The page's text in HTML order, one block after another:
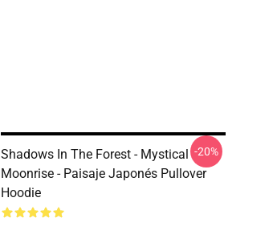
Shadows In The Forest - Mystical
Moonrise - Paisaje Japonés Pullover
Hoodie
-20%